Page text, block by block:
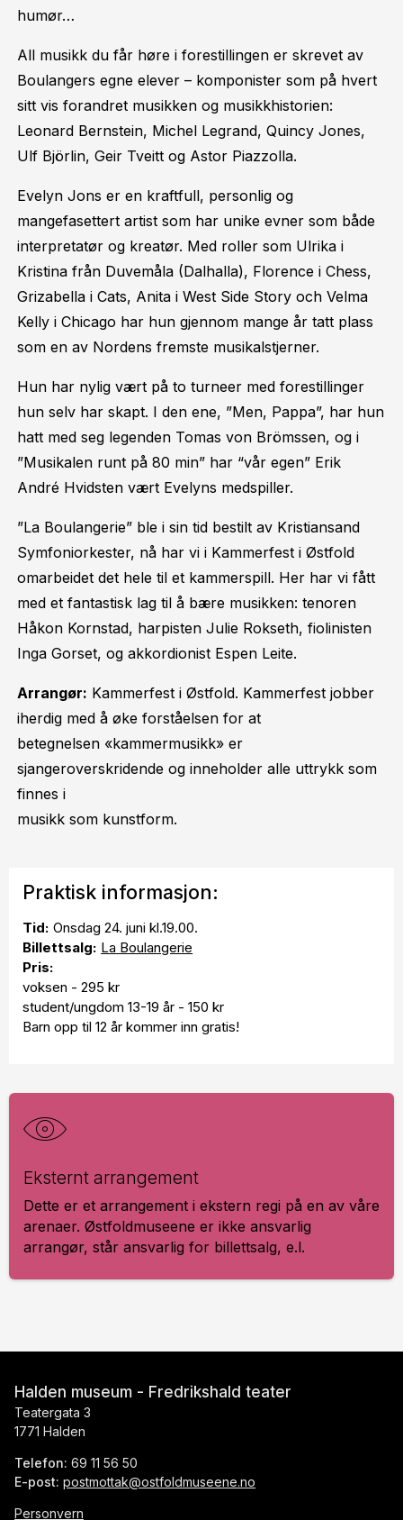
humør…
All musikk du får høre i forestillingen er skrevet av
Boulangers egne elever – komponister som på hvert
sitt vis forandret musikken og musikkhistorien:
Leonard Bernstein, Michel Legrand, Quincy Jones,
Ulf Björlin, Geir Tveitt og Astor Piazzolla.
Evelyn Jons er en kraftfull, personlig og
mangefasettert artist som har unike evner som både
interpretatør og kreatør. Med roller som Ulrika i
Kristina från Duvemåla (Dalhalla), Florence i Chess,
Grizabella i Cats, Anita i West Side Story och Velma
Kelly i Chicago har hun gjennom mange år tatt plass
som en av Nordens fremste musikalstjerner.
Hun har nylig vært på to turneer med forestillinger
hun selv har skapt. I den ene, ”Men, Pappa”, har hun
hatt med seg legenden Tomas von Brömssen, og i
”Musikalen runt på 80 min” har “vår egen” Erik
André Hvidsten vært Evelyns medspiller.
”La Boulangerie” ble i sin tid bestilt av Kristiansand
Symfoniorkester, nå har vi i Kammerfest i Østfold
omarbeidet det hele til et kammerspill. Her har vi fått
med et fantastisk lag til å bære musikken: tenoren
Håkon Kornstad, harpisten Julie Rokseth, fiolinisten
Inga Gorset, og akkordionist Espen Leite.
Arrangør: Kammerfest i Østfold. Kammerfest jobber
iherdig med å øke forståelsen for at
betegnelsen «kammermusikk» er
sjangeroverskridende og inneholder alle uttrykk som
finnes i
musikk som kunstform.
Praktisk informasjon:
Tid: Onsdag 24. juni kl.19.00.
Billettsalg: La Boulangerie
Pris:
voksen - 295 kr
student/ungdom 13-19 år - 150 kr
Barn opp til 12 år kommer inn gratis!
Eks­ternt ar­ran­ge­ment
Dette er et arrangement i ekstern regi på en av våre
arenaer. Østfoldmuseene er ikke ansvarlig
arrangør, står ansvarlig for billettsalg, e.l.
Halden museum - Fredrikshald teater
Teatergata 3
1771 Halden
Telefon: 69 11 56 50
E-post: postmottak@ostfoldmuseene.no
Personvern